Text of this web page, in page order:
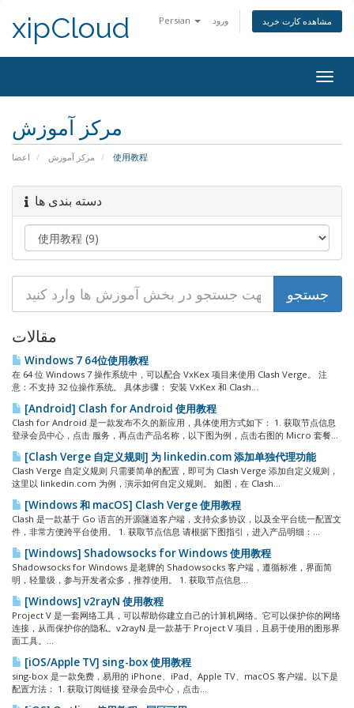
Persian ورود مشاهده کارت خرید xipCloud
مرکز آموزش
اعضا مرکز آموزش 使用教程
دسته بندی ها
مقالات
Windows 7 64位使用教程
在 64 位 Windows 7 操作系统中，可以配合 VxKex 项目来使用 Clash Verge。 注
意：不支持 32 位操作系统。 具体步骤： 安装 VxKex 和 Clash...
[Android] Clash for Android 使用教程
Clash for Android 是一款发布不久的新应用，具体使用方式如下： 1. 获取节点信息
登录会员中心，点击 服务，再点击产品名称，以下图为例，点击右图的 Micro 套餐...
[Clash Verge 自定义规则] 为 linkedin.com 添加单独代理功能
Clash Verge 自定义规则 只需要简单的配置，即可为 Clash Verge 添加自定义规则，
这里以 linkedin.com 为例，演示如何自定义规则。 如图，在 Clash...
[Windows 和 macOS] Clash Verge 使用教程
Clash 是一款基于 Go 语言的开源隧道客户端，支持众多协议，以及全平台统一配置文
件，非常方便跨平台使用。 1. 获取节点信息 请根据下图指引，进入产品明细：...
[Windows] Shadowsocks for Windows 使用教程
Shadowsocks for Windows 是老牌的 Shadowsocks 客户端，遵循标准，界面简
明，轻量级，参与开发者众多，推荐使用。 1. 获取节点信息...
[Windows] v2rayN 使用教程
Project V 是一套网络工具，可以帮助你建立自己的计算机网络。它可以保护你的网络
连接，从而保护你的隐私。v2rayN 是一款基于 Project V 项目，且易于使用的图形界
面工具。...
[iOS/Apple TV] sing-box 使用教程
sing-box 是一款免费，易用的 iPhone、iPad、Apple TV、macOS 客户端。以下是
配置方法： 1. 获取订阅链接 登录会员中心，点击...